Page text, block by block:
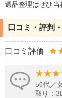
遺品整理はぜひ当
口コミ・評判
口コミ評価
50代／
取り：